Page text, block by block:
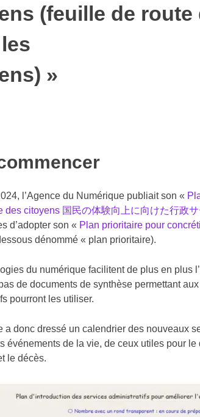
(feuille de
»
l’Agence du Numérique publiait son «
des citoyens 国民の体験向上に向けた行政
d’adopter son « Plan prioritaire pour
dénommé « plan prioritaire).
du numérique facilitent de plus en plus
de documents de synthèse permettant
pourront les utiliser.
a donc dressé un calendrier des nouveaux
événements de la vie, de ceux utiles pour
le décès.